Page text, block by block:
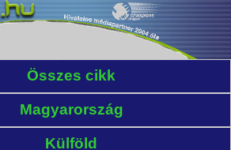
Összes cikk
Magyarország
Külföld